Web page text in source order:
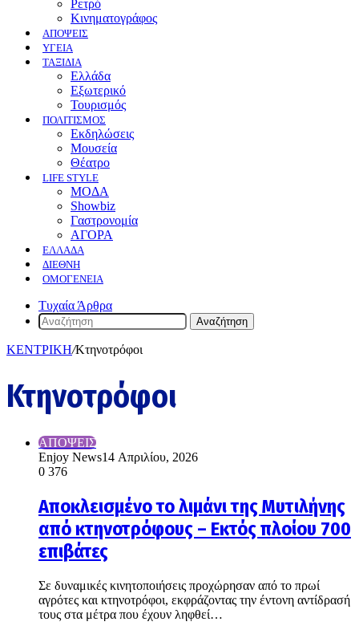
Ρετρό
Κινηματογράφος
ΑΠΟΨΕΙΣ
ΥΓΕΙΑ
ΤΑΞΙΔΙΑ
Ελλάδα
Εξωτερικό
Τουρισμός
ΠΟΛΙΤΙΣΜΟΣ
Eκδηλώσεις
Mουσεία
Θέατρο
LIFE STYLE
ΜΟΔΑ
Showbiz
Γαστρονομία
ΑΓΟΡΑ
ΕΛΛΆΔΑ
ΔΙΕΘΝΉ
ΟΜΟΓΈΝΕΙΑ
Τυχαία Άρθρα
Αναζήτηση
ΚΕΝΤΡΙΚΗ/Κτηνοτρόφοι
Κτηνοτρόφοι
ΑΠΟΨΕΙΣ
Enjoy News14 Απριλίου, 2026
0 376
Αποκλεισμένο το λιμάνι της Μυτιλήνης
από κτηνοτρόφους – Εκτός πλοίου 700
επιβάτες
Σε δυναμικές κινητοποιήσεις προχώρησαν από το πρωί
αγρότες και κτηνοτρόφοι, εκφράζοντας την έντονη αντίδρασή
τους στα μέτρα που έχουν ληφθεί…